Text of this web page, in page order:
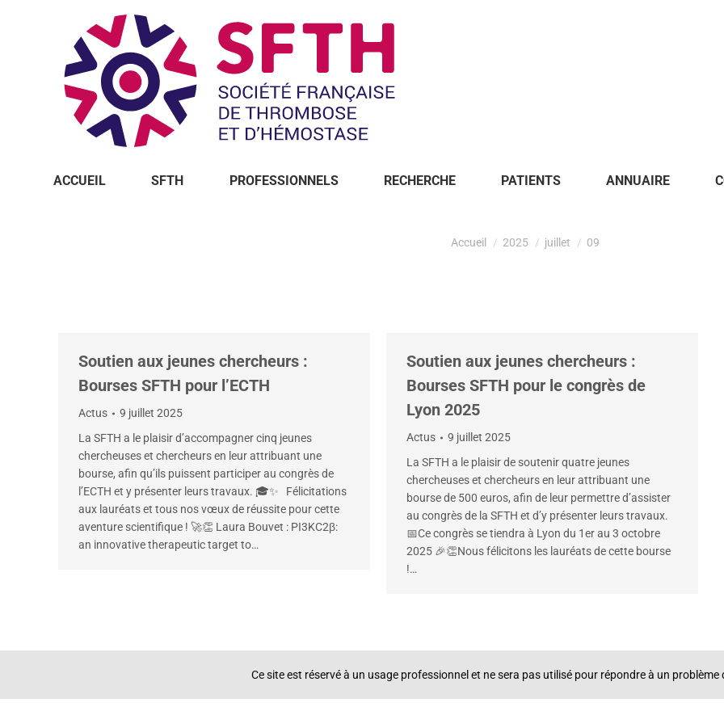
ACCUEIL SFTH PROFESSIONNELS RECHERCHE PATIENTS ANNUAIRE
Accueil 2025 juillet 09
Soutien aux jeunes chercheurs :
Bourses SFTH pour l’ECTH
Actus
9 juillet 2025
La SFTH a le plaisir d’accompagner cinq jeunes
chercheuses et chercheurs en leur attribuant une
bourse, afin qu’ils puissent participer au congrès de
l’ECTH et y présenter leurs travaux. 🎓✨ Félicitations
aux lauréats et tous nos vœux de réussite pour cette
aventure scientifique ! 🚀👏 Laura Bouvet : PI3KC2β:
an innovative therapeutic target to…
Soutien aux jeunes chercheurs :
Bourses SFTH pour le congrès de
Lyon 2025
Actus
9 juillet 2025
La SFTH a le plaisir de soutenir quatre jeunes
chercheuses et chercheurs en leur attribuant une
bourse de 500 euros, afin de leur permettre d’assister
au congrès de la SFTH et d’y présenter leurs travaux.
📅Ce congrès se tiendra à Lyon du 1er au 3 octobre
2025 🎉👏Nous félicitons les lauréats de cette bourse
!…
Ce site est réservé à un usage professionnel et ne sera pas utilisé pour répondre à un